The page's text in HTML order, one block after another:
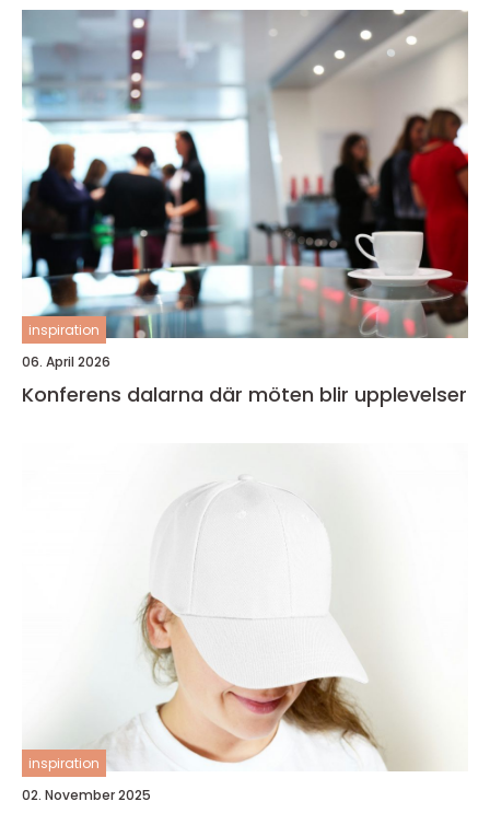
inspiration
06. April 2026
Konferens dalarna där möten blir upplevelser
inspiration
02. November 2025